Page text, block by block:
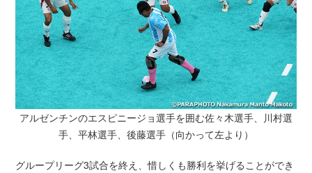
アルゼンチンのエスピニージョ選手を囲む佐々木選手、川村選
手、平林選手、後藤選手（向かって左より）
グループリーグ3試合を終え、惜しくも勝利を挙げることができ